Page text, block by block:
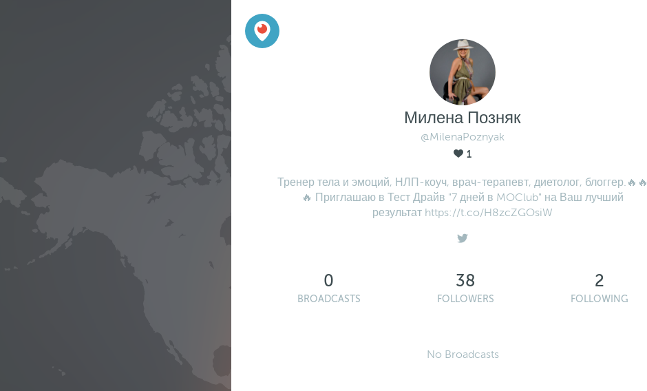
Милена Позняк
@MilenaPoznyak
1
Тренер тела и эмоций, НЛП-коуч, врач-терапевт, диетолог, блоггер.🔥🔥
🔥 Приглашаю в Тест Драйв "7 дней в MOClub" на Ваш лучший
результат https://t.co/H8zcZGOsiW
0
BROADCASTS
38
FOLLOWERS
2
FOLLOWING
No Broadcasts